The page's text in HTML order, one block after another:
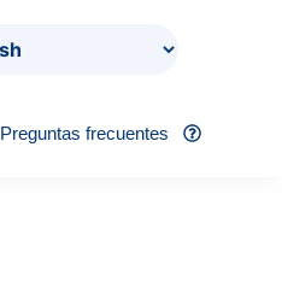
Preguntas frecuentes